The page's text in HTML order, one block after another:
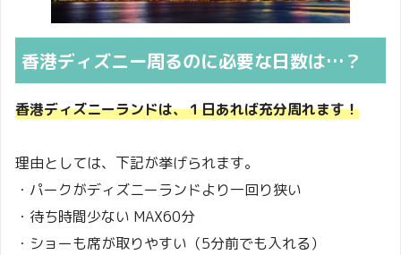
香港ディズニー周るのに必要な日数は…？
香港ディズニーランドは、１日あれば充分周れます！
理由としては、下記が挙げられます。
・パークがディズニーランドより一回り狭い
・待ち時間少ない MAX60分
・ショーも席が取りやすい（5分前でも入れる）